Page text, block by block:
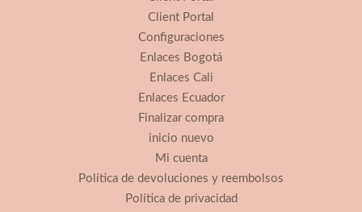
Client Portal
Configuraciones
Enlaces Bogotá
Enlaces Cali
Enlaces Ecuador
Finalizar compra
inicio nuevo
Mi cuenta
Política de devoluciones y reembolsos
Política de privacidad